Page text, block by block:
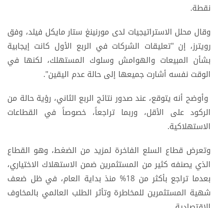
نقطة.
وقال محلل الاستراتيجيات لدى مورنينغ ستار مايكل فيلد، وفق
رويترز، إن "تعليقات الشركات في الربع الأول كانت إيجابية
بشأن المبيعات والهوامش وسلوك المستهلك، لكنها في
الوقت نفسه أشارت جميعها إلى حالة عدم اليقين".
وأوضح أنه يتوقع، عند صدور نتائج الربع الثاني، رؤية حالة من
الركود على الأقل، وربما تراجعاً، خصوصاً في القطاعات
الاستهلاكية.
وتعرض قطاع السلع الفاخرة لمزيد من الضغط، وهو القطاع
الذي يصنفه كثير من المستثمرين ضمن الاستهلاك الاختياري،
بعدما تراجع بأكثر من 18% منذ بداية العام، في ظل ضعف
شهية المستثمرين للمخاطرة وتأثر الطلب العالمي بالمخاوف